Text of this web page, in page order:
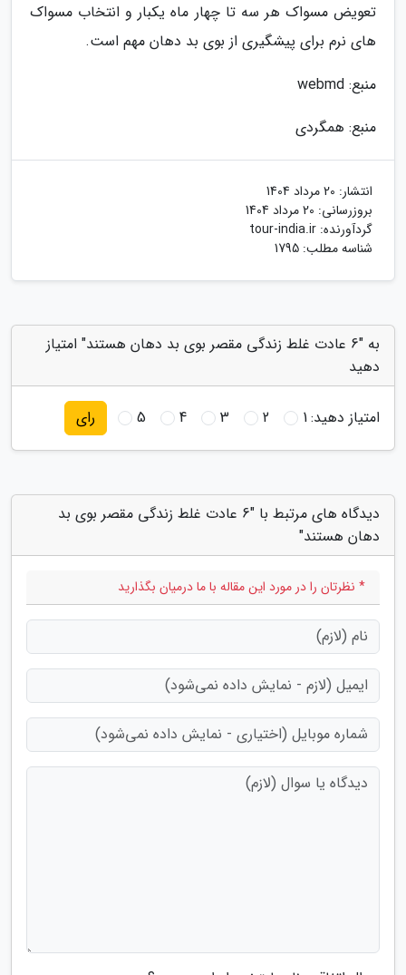
تعویض مسواک هر سه تا چهار ماه یکبار و انتخاب مسواک
های نرم برای پیشگیری از بوی بد دهان مهم است.
منبع: webmd
منبع: همگردی
انتشار: 20 مرداد 1404
بروزرسانی: 20 مرداد 1404
گردآورنده: tour-india.ir
شناسه مطلب: 1795
به "6 عادت غلط زندگی مقصر بوی بد دهان هستند" امتیاز
دهید
امتیاز دهید:1
2
3
4
5 رای
دیدگاه های مرتبط با "6 عادت غلط زندگی مقصر بوی بد
دهان هستند"
* نظرتان را در مورد این مقاله با ما درمیان بگذارید